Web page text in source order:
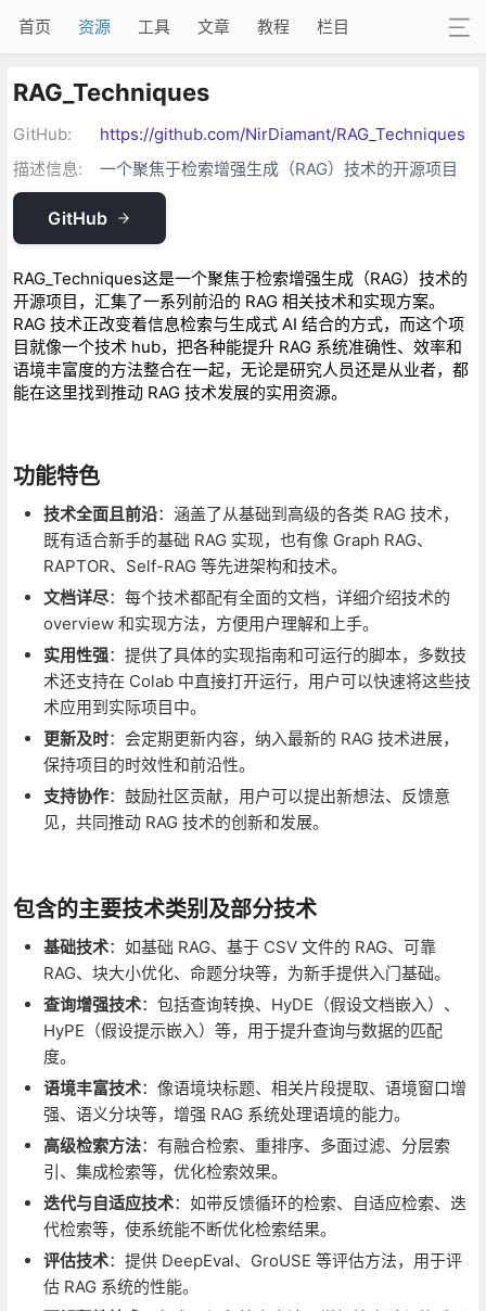
首页 资源 工具 文章 教程 栏目
RAG_Techniques
GitHub:
https://github.com/NirDiamant/RAG_Techniques
描述信息:
一个聚焦于检索增强生成（RAG）技术的开源项目
GitHub
RAG_Techniques这是一个聚焦于检索增强生成（RAG）技术的
开源项目，汇集了一系列前沿的 RAG 相关技术和实现方案。
RAG 技术正改变着信息检索与生成式 AI 结合的方式，而这个项
目就像一个技术 hub，把各种能提升 RAG 系统准确性、效率和
语境丰富度的方法整合在一起，无论是研究人员还是从业者，都
能在这里找到推动 RAG 技术发展的实用资源。
功能特色
技术全面且前沿：涵盖了从基础到高级的各类 RAG 技术，
既有适合新手的基础 RAG 实现，也有像 Graph RAG、
RAPTOR、Self-RAG 等先进架构和技术。
文档详尽：每个技术都配有全面的文档，详细介绍技术的
overview 和实现方法，方便用户理解和上手。
实用性强：提供了具体的实现指南和可运行的脚本，多数技
术还支持在 Colab 中直接打开运行，用户可以快速将这些技
术应用到实际项目中。
更新及时：会定期更新内容，纳入最新的 RAG 技术进展，
保持项目的时效性和前沿性。
支持协作：鼓励社区贡献，用户可以提出新想法、反馈意
见，共同推动 RAG 技术的创新和发展。
包含的主要技术类别及部分技术
基础技术：如基础 RAG、基于 CSV 文件的 RAG、可靠
RAG、块大小优化、命题分块等，为新手提供入门基础。
查询增强技术：包括查询转换、HyDE（假设文档嵌入）、
HyPE（假设提示嵌入）等，用于提升查询与数据的匹配
度。
语境丰富技术：像语境块标题、相关片段提取、语境窗口增
强、语义分块等，增强 RAG 系统处理语境的能力。
高级检索方法：有融合检索、重排序、多面过滤、分层索
引、集成检索等，优化检索效果。
迭代与自适应技术：如带反馈循环的检索、自适应检索、迭
代检索等，使系统能不断优化检索结果。
评估技术：提供 DeepEval、GroUSE 等评估方法，用于评
估 RAG 系统的性能。